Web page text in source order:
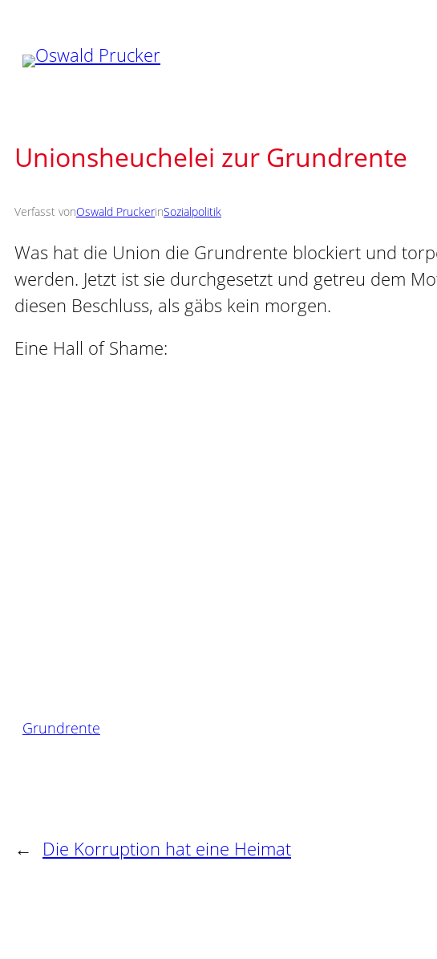
Inhalt
springen
Unionsheuchelei zur Grundrente
Verfasst vonOswald PruckerinSozialpolitik
Was hat die Union die Grundrente blockiert und
werden. Jetzt ist sie durchgesetzt und getreu dem
diesen Beschluss, als gäbs kein morgen.
Eine Hall of Shame:
Grundrente
← Die Korruption hat eine Heimat